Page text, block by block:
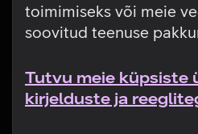
toimimiseks või meie
soovitud teenuse
Tutvu meie küpsiste
kirjelduste ja